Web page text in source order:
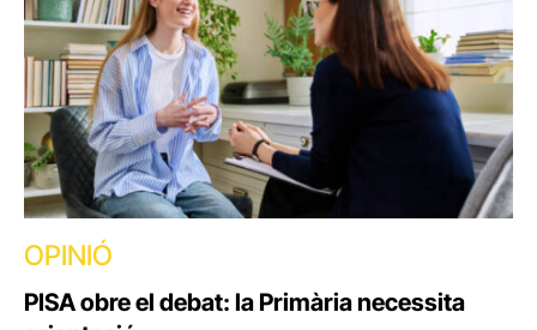
OPINIÓ
PISA obre el debat: la Primària necessita